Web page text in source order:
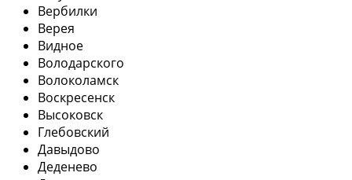
Вербилки
Верея
Видное
Володарского
Волоколамск
Воскресенск
Высоковск
Глебовский
Давыдово
Деденево